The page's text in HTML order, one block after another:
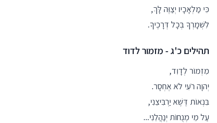
כִּי מַלְאָכָיו יְצַוֶּה לָּךְ,
לִשְׁמָרְךָ בְּכָל דְּרָכֶיךָ.
תהילים כ'ג - מזמור לדוד
מִזְמוֹר לְדָוִד,
יְהוָה רֹעִי לֹא אֶחְסָר.
בִּנְאוֹת דֶּשֶׁא יַרְבִּיצֵנִי,
עַל מֵי מְנֻחוֹת יְנַהֲלֵנִי...